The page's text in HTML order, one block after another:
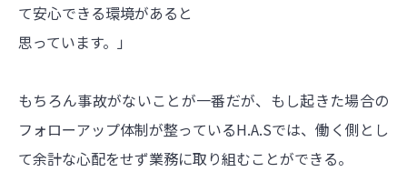
て安心できる環境があると
思っています。」
もちろん事故がないことが一番だが、もし起きた場合の
フォローアップ体制が整っているH.A.Sでは、働く側とし
て余計な心配をせず業務に取り組むことができる。